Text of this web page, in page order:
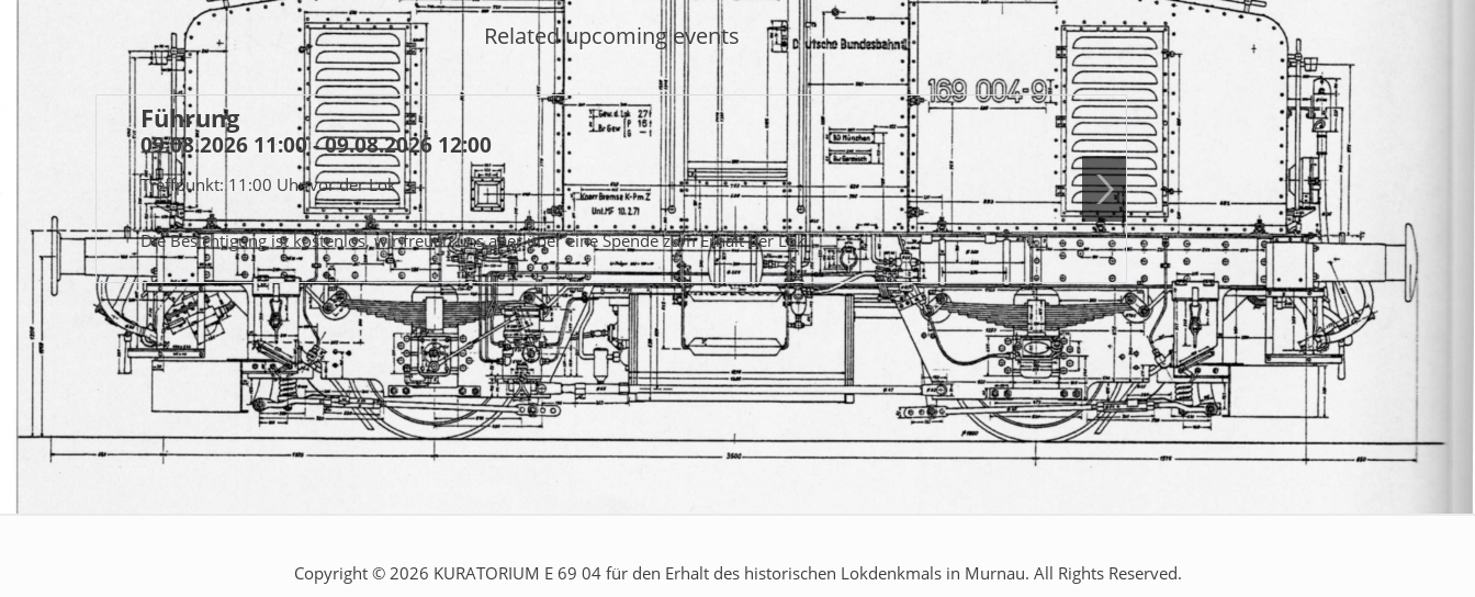
Related upcoming events
Führung
09.08.2026 11:00 - 09.08.2026 12:00
Treffpunkt: 11:00 Uhr vor der Lok
Die Besichtigung ist kostenlos, wir freuen uns aber über eine Spende zum Erhalt der Lok.
Führung
23.08.2026 11:00 - 23.08.2026
Treffpunkt: 11:00 Uhr vor der Lok
Die Besichtigung ist kostenlos, wir
Copyright © 2026 KURATORIUM E 69 04 für den Erhalt des historischen Lokdenkmals in Murnau. All Rights Reserved.